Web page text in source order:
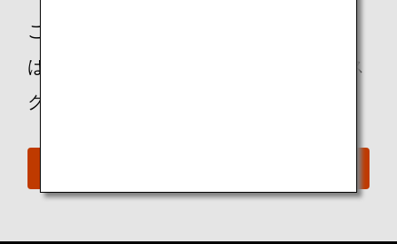
ご不明な点や、ご不安をお持ちのお客様
は、ANAおからだの不自由な方の相談デス
クに遠慮なくお問い合わせください。